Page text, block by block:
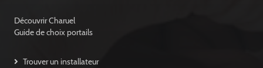
Découvrir Charuel
Guide de choix portails
Trouver un installateur